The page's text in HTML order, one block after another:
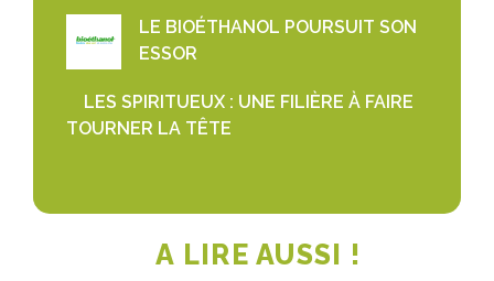
LE BIOÉTHANOL POURSUIT SON
ESSOR
LES SPIRITUEUX : UNE FILIÈRE À FAIRE
TOURNER LA TÊTE
A LIRE AUSSI !